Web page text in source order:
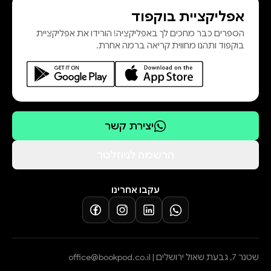
אפליקציית בוקפוד
הספרים כבר מחכים לך באפליקציה! הורידו את אפליקציית
בוקפוד ותהנו מחווית קריאה ברמה אחרת.
יצירת קשר
עקבו אחרינו
שטנר 7, גבעת שאול ירושלים | office@bookpod.co.il